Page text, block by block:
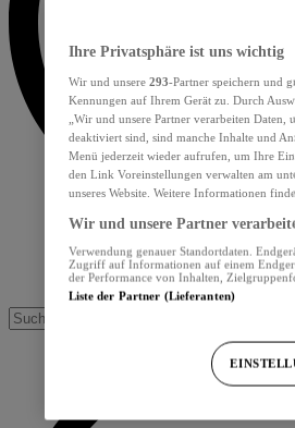
Ihre Privatsphäre ist uns wichtig
Wir und unsere 293-Partner speichern und
Kennungen auf Ihrem Gerät zu. Durch
„Wir und unsere Partner verarbeiten
deaktiviert sind, sind manche Inhalte und
Menü jederzeit wieder aufrufen, um Ihre
den Link Voreinstellungen verwalten am
unseres Website. Weitere Informationen
Wir und unsere Partner
Verwendung genauer Standortdaten.
Zugriff auf Informationen auf einem
der Performance von Inhalten,
Liste der Partner (Lieferanten)